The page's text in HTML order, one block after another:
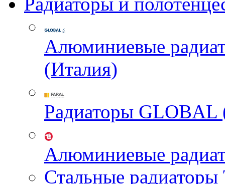
Алюминиевые
(Италия)
Радиаторы GLOBAL
Алюминиевые
Стальные